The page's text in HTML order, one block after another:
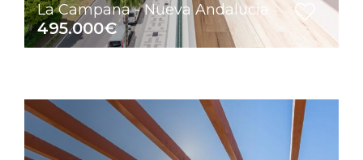
La Campana - Nueva Andalucia
495.000€